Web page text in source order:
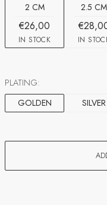
2 CM
€26,00
IN STOCK
2.5 CM
IN
PLATING:
GOLDEN
SILVER